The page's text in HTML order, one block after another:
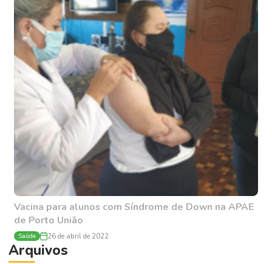
Vacina para alunos com Síndrome de Down na APAE
de Porto União
Saúde 26 de abril de 2022
Arquivos